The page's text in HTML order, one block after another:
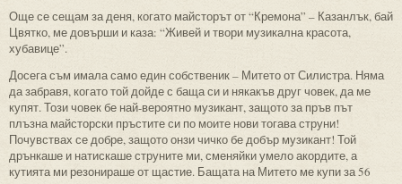
Още се сещам за деня, когато майсторът от “Кремона” – Казанлък, бай
Цвятко, ме довърши и каза: “Живей и твори музикална красота,
хубавице”.
Досега съм имала само един собственик – Митето от Силистра. Няма
да забравя, когато той дойде с баща си и някакъв друг човек, да ме
купят. Този човек бе най-вероятно музикант, защото за пръв път
плъзна майсторски пръстите си по моите нови тогава струни!
Почувствах се добре, защото онзи чичко бе добър музикант! Той
дрънкаше и натискаше струните ми, сменяйки умело акордите, а
кутията ми резонираше от щастие. Бащата на Митето ме купи за 56